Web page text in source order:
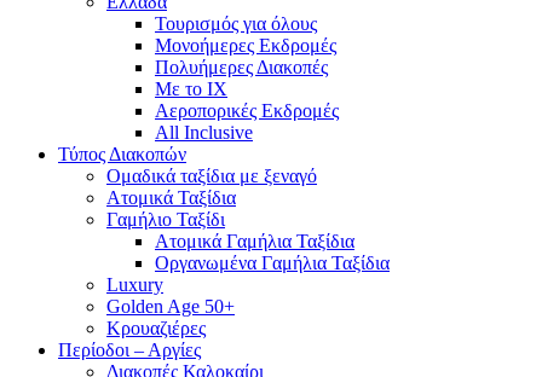
Τουρισμός για όλους
Mονοήμερες Εκδρομές
Πολυήμερες Διακοπές
Με το ΙΧ
Αεροπορικές Εκδρομές
All Inclusive
Τύπος Διακοπών
Ομαδικά ταξίδια με ξεναγό
Ατομικά Ταξίδια
Γαμήλιο Ταξίδι
Ατομικά Γαμήλια Ταξίδια
Οργανωμένα Γαμήλια Ταξίδια
Luxury
Golden Age 50+
Κρουαζιέρες
Περίοδοι – Αργίες
Διακοπές Καλοκαίρι